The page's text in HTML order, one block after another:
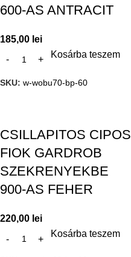
600-AS ANTRACIT
185,00 lei
Kosárba teszem
SKU: w-wobu70-bp-60
CSILLAPITOS CIPOS
FIOK GARDROB
SZEKRENYEKBE
900-AS FEHER
220,00 lei
Kosárba teszem